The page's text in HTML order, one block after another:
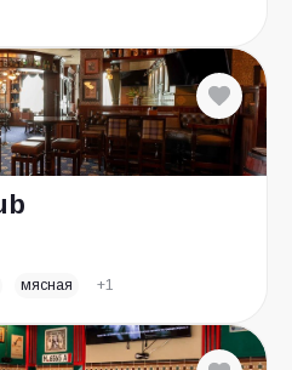
мясная +1